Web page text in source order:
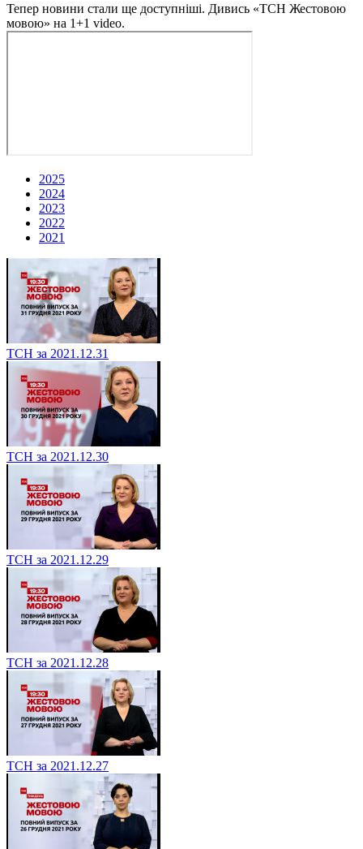
Тепер новини стали ще доступніші. Дивись «ТСН Жестовою
мовою» на 1+1 video.
2025
2024
2023
2022
2021
ТСН за 2021.12.31
ТСН за 2021.12.30
ТСН за 2021.12.29
ТСН за 2021.12.28
ТСН за 2021.12.27